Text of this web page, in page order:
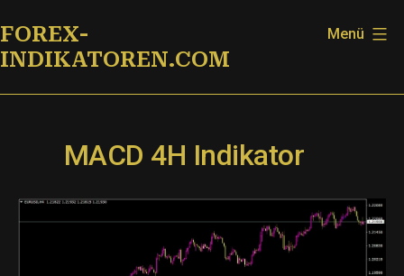
Inhalt
springen
FOREX-
INDIKATOREN.COM
Menü
MACD 4H Indikator